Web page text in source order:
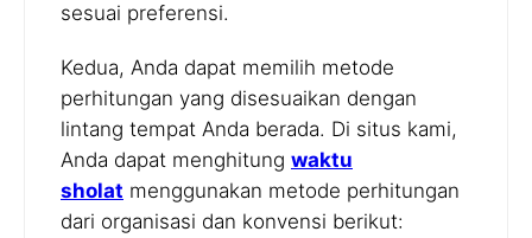
sesuai preferensi.
Kedua, Anda dapat memilih metode
perhitungan yang disesuaikan dengan
lintang tempat Anda berada. Di situs kami,
Anda dapat menghitung waktu
sholat menggunakan metode perhitungan
dari organisasi dan konvensi berikut: